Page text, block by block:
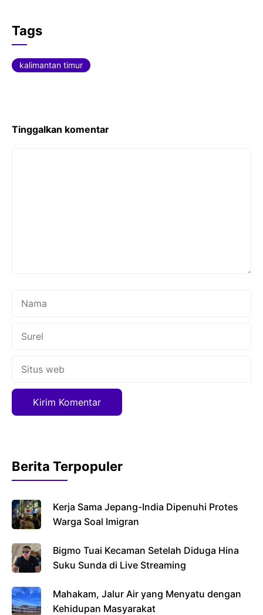
c
e
b
A
Tags
kalimantan timur
Tinggalkan komentar
Berita Terpopuler
Kerja Sama Jepang-India Dipenuhi Protes
Warga Soal Imigran
Bigmo Tuai Kecaman Setelah Diduga Hina
Suku Sunda di Live Streaming
Mahakam, Jalur Air yang Menyatu dengan
Kehidupan Masyarakat